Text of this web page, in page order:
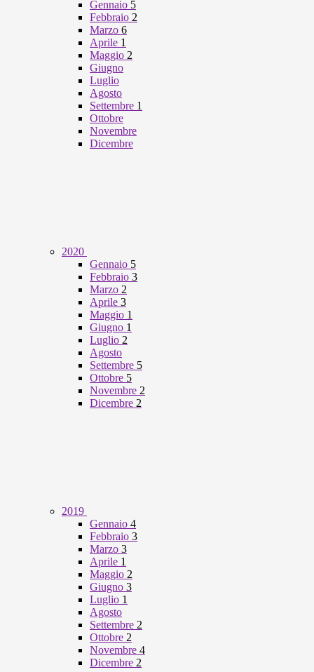
Gennaio 5
Febbraio 2
Marzo 6
Aprile 1
Maggio 2
Giugno
Luglio
Agosto
Settembre 1
Ottobre
Novembre
Dicembre
2020
Gennaio 5
Febbraio 3
Marzo 2
Aprile 3
Maggio 1
Giugno 1
Luglio 2
Agosto
Settembre 5
Ottobre 5
Novembre 2
Dicembre 2
2019
Gennaio 4
Febbraio 3
Marzo 3
Aprile 1
Maggio 2
Giugno 3
Luglio 1
Agosto
Settembre 2
Ottobre 2
Novembre 4
Dicembre 2